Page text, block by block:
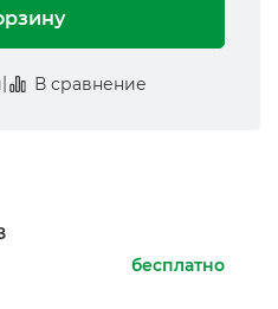
| В сравнение
бесплатно